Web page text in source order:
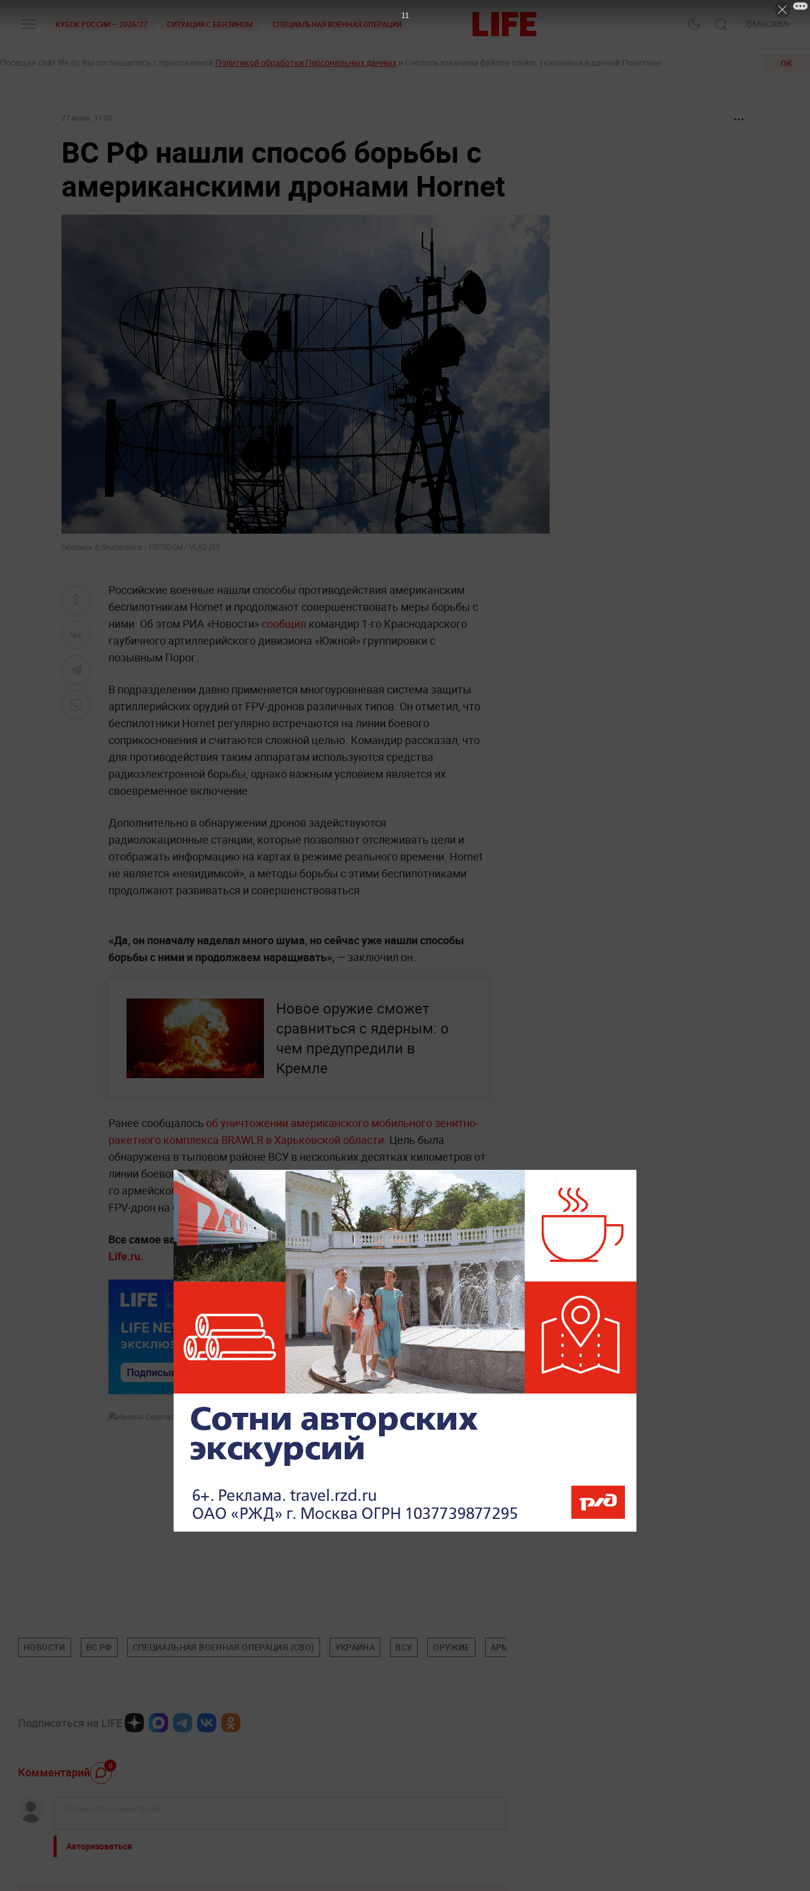
КУБОК РОССИИ — 2026/27 СИТУАЦИЯ С БЕНЗИНОМ СПЕЦИАЛЬНАЯ ВОЕННАЯ ОПЕРАЦИЯ МОСКВА
Посещая сайт life.ru, Вы соглашаетесь с приложенной Политикой обработки Персональных данных и с использованием файлов cookie, указанных в данной Политике. ОК
27 июня, 11:05
ВС РФ нашли способ борьбы с
американскими дронами Hornet
Обложка © Shutterstock / FOTODOM / VLADJ55
Российские военные нашли способы противодействия американским
беспилотникам Hornet и продолжают совершенствовать меры борьбы с
ними. Об этом РИА «Новости» сообщил командир 1-го Краснодарского
гаубичного артиллерийского дивизиона «Южной» группировки с
позывным Порог.
В подразделении давно применяется многоуровневая система защиты
артиллерийских орудий от FPV-дронов различных типов. Он отметил, что
беспилотники Hornet регулярно встречаются на линии боевого
соприкосновения и считаются сложной целью. Командир рассказал, что
для противодействия таким аппаратам используются средства
радиоэлектронной борьбы, однако важным условием является их
своевременное включение.
Дополнительно в обнаружении дронов задействуются
радиолокационные станции, которые позволяют отслеживать цели и
отображать информацию на картах в режиме реального времени. Hornet
не является «невидимкой», а методы борьбы с этими беспилотниками
продолжают развиваться и совершенствоваться.
«Да, он поначалу наделал много шума, но сейчас уже нашли способы
борьбы с ними и продолжаем наращивать», — заключил он.
Новое оружие сможет
сравниться с ядерным: о
чем предупредили в
Кремле
Ранее сообщалось об уничтожении американского мобильного зенитно-
ракетного комплекса BRAWLR в Харьковской области. Цель была
обнаружена в тыловом районе ВСУ в нескольких десятках километров от
линии боевого соприкосновения. Для поражения комплекса оператор 11-
го армейского корпуса группировки войск «Север» применил ударный
FPV-дрон на оптоволоконном управлении.
Все самое важное об СВО —читайте в соответствующем разделе на
Life.ru.
Милена Скрипальщикова
НОВОСТИ ВС РФ СПЕЦИАЛЬНАЯ ВОЕННАЯ ОПЕРАЦИЯ (СВО) УКРАИНА ВСУ ОРУЖИЕ АРМИЯ
Подписаться на LIFE
Комментарий 0
Авторизоваться
10